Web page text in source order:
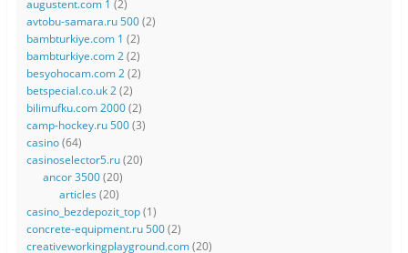
augustent.com 1 (2)
avtobu-samara.ru 500(2)
bambturkiye.com 1 (2)
bambturkiye.com 2(2)
besyohocam.com 2(2)
betspecial.co.uk 2(2)
bilimufku.com 2000(2)
camp-hockey.ru 500(3)
casino(64)
casinoselector5.ru(20)
ancor 3500(20)
articles (20)
casino_bezdepozit_top(1)
concrete-equipment.ru 500(2)
creativeworkingplayground.com(20)